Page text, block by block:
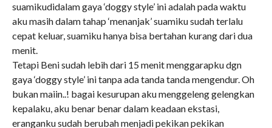
suamikudidalam gaya ‘doggy style’ ini adalah pada waktu
aku masih dalam tahap ‘menanjak’ suamiku sudah terlalu
cepat keluar, suamiku hanya bisa bertahan kurang dari dua
menit.
Tetapi Beni sudah lebih dari 15 menit menggarapku dgn
gaya ‘doggy style’ ini tanpa ada tanda tanda mengendur. Oh
bukan maiin..! bagai kesurupan aku menggeleng gelengkan
kepalaku, aku benar benar dalam keadaan ekstasi,
eranganku sudah berubah menjadi pekikan pekikan